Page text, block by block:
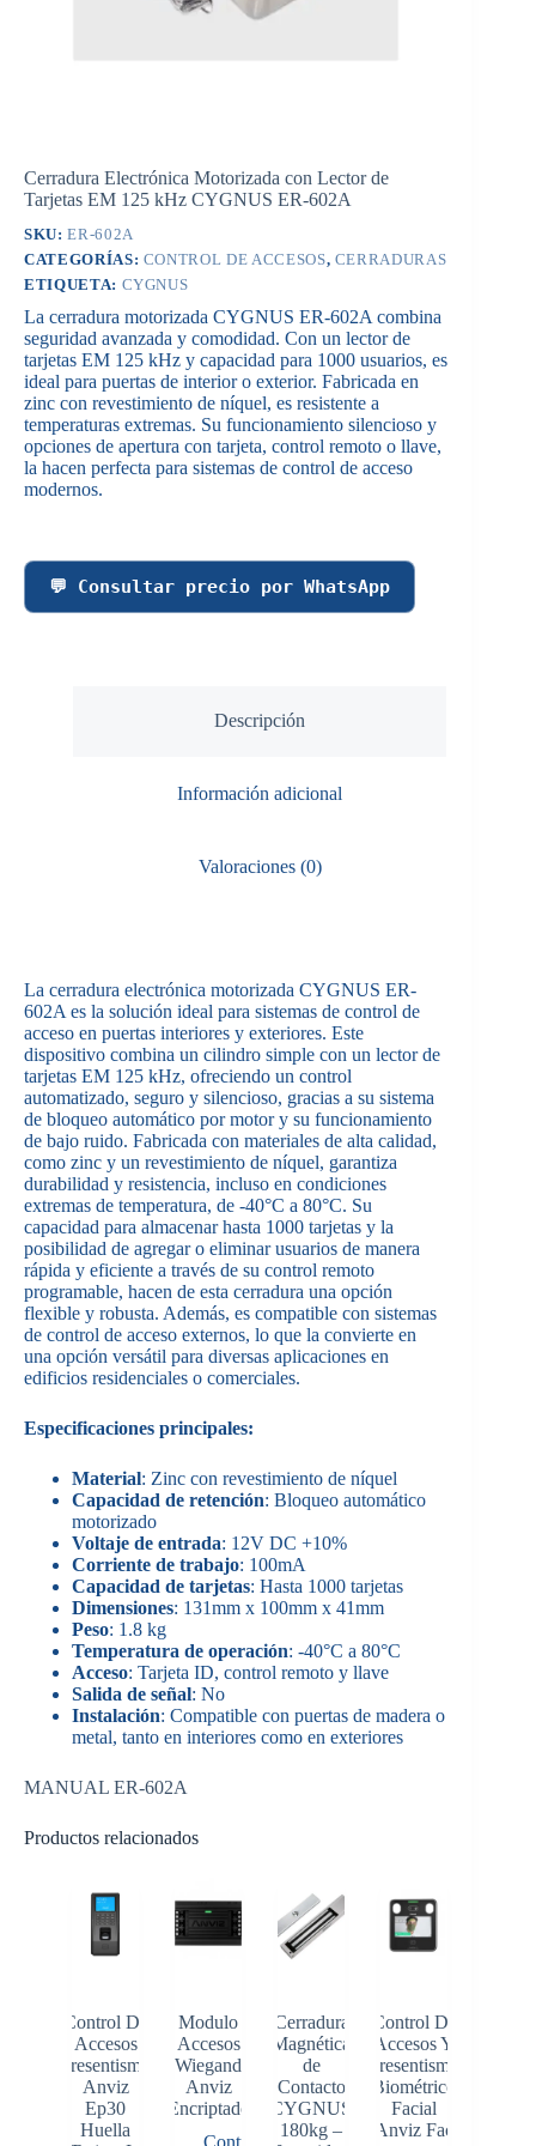
Cerradura Electrónica Motorizada con Lector de
Tarjetas EM 125 kHz CYGNUS ER-602A
SKU:ER-602A
CATEGORÍAS: CONTROL DE ACCESOS, CERRADURAS
ETIQUETA: CYGNUS
La cerradura motorizada CYGNUS ER-602A combina
seguridad avanzada y comodidad. Con un lector de
tarjetas EM 125 kHz y capacidad para 1000 usuarios, es
ideal para puertas de interior o exterior. Fabricada en
zinc con revestimiento de níquel, es resistente a
temperaturas extremas. Su funcionamiento silencioso y
opciones de apertura con tarjeta, control remoto o llave,
la hacen perfecta para sistemas de control de acceso
modernos.
💬 Consultar precio por WhatsApp
Descripción
Información adicional
Valoraciones (0)
La cerradura electrónica motorizada CYGNUS ER-
602A es la solución ideal para sistemas de control de
acceso en puertas interiores y exteriores. Este
dispositivo combina un cilindro simple con un lector de
tarjetas EM 125 kHz, ofreciendo un control
automatizado, seguro y silencioso, gracias a su sistema
de bloqueo automático por motor y su funcionamiento
de bajo ruido. Fabricada con materiales de alta calidad,
como zinc y un revestimiento de níquel, garantiza
durabilidad y resistencia, incluso en condiciones
extremas de temperatura, de -40°C a 80°C. Su
capacidad para almacenar hasta 1000 tarjetas y la
posibilidad de agregar o eliminar usuarios de manera
rápida y eficiente a través de su control remoto
programable, hacen de esta cerradura una opción
flexible y robusta. Además, es compatible con sistemas
de control de acceso externos, lo que la convierte en
una opción versátil para diversas aplicaciones en
edificios residenciales o comerciales.
Especificaciones principales:
Material: Zinc con revestimiento de níquel
Capacidad de retención: Bloqueo automático
motorizado
Voltaje de entrada: 12V DC +10%
Corriente de trabajo: 100mA
Capacidad de tarjetas: Hasta 1000 tarjetas
Dimensiones: 131mm x 100mm x 41mm
Peso: 1.8 kg
Temperatura de operación: -40°C a 80°C
Acceso: Tarjeta ID, control remoto y llave
Salida de señal: No
Instalación: Compatible con puertas de madera o
metal, tanto en interiores como en exteriores
MANUAL ER-602A
Productos relacionados
Control De
Accesos
Presentismo
Anviz
Ep30
Huella
Modulo
Accesos
Wiegand
Anviz
Encriptado
Cerradura
Magnética
de
Contacto
CYGNUS
180kg –
Control De
Accesos Y
Presentismo
Biométrico
Facial
Anviz Fac